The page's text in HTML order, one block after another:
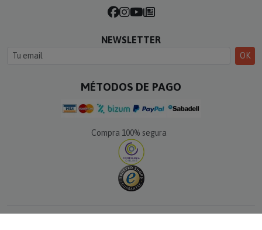
NEWSLETTER
OK
MÉTODOS DE PAGO
Compra 100% segura